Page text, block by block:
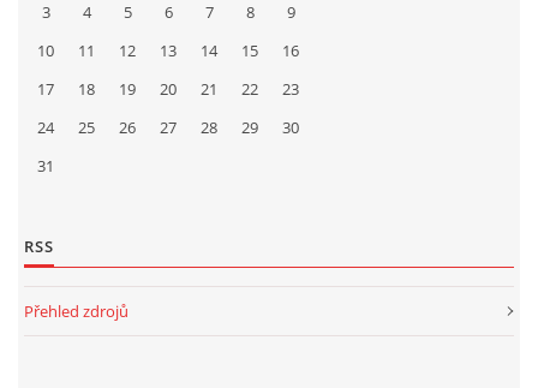
3
4 5 6 7 8
9
10
11 12 13 14 15
16
17
18 19 20 21 22
23
24
25 26 27 28 29
30
31
RSS
Přehled zdrojů